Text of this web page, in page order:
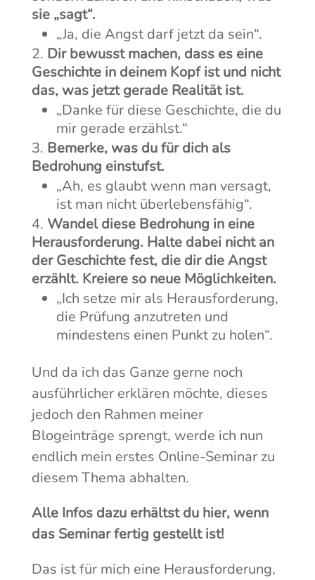
sie „sagt“.
„Ja, die Angst darf jetzt da sein“.
Dir bewusst machen, dass es eine
Geschichte in deinem Kopf ist und nicht
das, was jetzt gerade Realität ist.
„Danke für diese Geschichte, die du
mir gerade erzählst.“
Bemerke, was du für dich als
Bedrohung einstufst.
„Ah, es glaubt wenn man versagt,
ist man nicht überlebensfähig“.
Wandel diese Bedrohung in eine
Herausforderung. Halte dabei nicht an
der Geschichte fest, die dir die Angst
erzählt. Kreiere so neue Möglichkeiten.
„Ich setze mir als Herausforderung,
die Prüfung anzutreten und
mindestens einen Punkt zu holen“.
Und da ich das Ganze gerne noch
ausführlicher erklären möchte, dieses
jedoch den Rahmen meiner
Blogeinträge sprengt, werde ich nun
endlich mein erstes Online-Seminar zu
diesem Thema abhalten.
Alle Infos dazu erhältst du hier, wenn
das Seminar fertig gestellt ist!
Das ist für mich eine Herausforderung,